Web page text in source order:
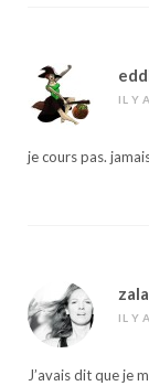
IL Y
je cours pas.
IL Y
J’avais dit que je